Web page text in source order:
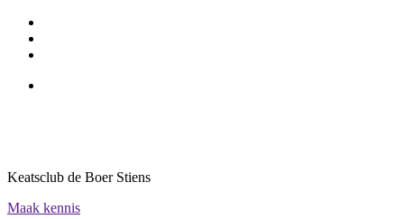
Keatsclub de Boer Stiens
Maak kennis